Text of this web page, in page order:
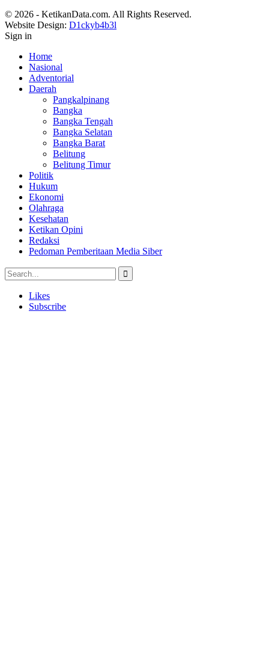
© 2026 - KetikanData.com. All Rights Reserved.
Website Design: D1ckyb4b3l
Sign in
Home
Nasional
Adventorial
Daerah
Pangkalpinang
Bangka
Bangka Tengah
Bangka Selatan
Bangka Barat
Belitung
Belitung Timur
Politik
Hukum
Ekonomi
Olahraga
Kesehatan
Ketikan Opini
Redaksi
Pedoman Pemberitaan Media Siber
Likes
Subscribe